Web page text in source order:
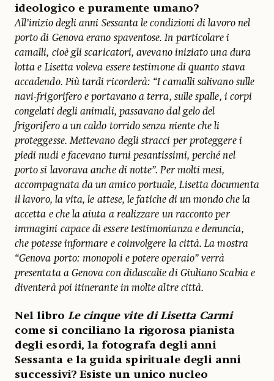
ideologico e puramente umano?
All’inizio degli anni Sessanta le condizioni di lavoro nel
porto di Genova erano spaventose. In particolare i
camalli, cioè gli scaricatori, avevano iniziato una dura
lotta e Lisetta voleva essere testimone di quanto stava
accadendo. Più tardi ricorderà: “I camalli salivano sulle
navi-frigorifero e portavano a terra, sulle spalle, i corpi
congelati degli animali, passavano dal gelo del
frigorifero a un caldo torrido senza niente che li
proteggesse. Mettevano degli stracci per proteggere i
piedi nudi e facevano turni pesantissimi, perché nel
porto si lavorava anche di notte”. Per molti mesi,
accompagnata da un amico portuale, Lisetta documenta
il lavoro, la vita, le attese, le fatiche di un mondo che la
accetta e che la aiuta a realizzare un racconto per
immagini capace di essere testimonianza e denuncia,
che potesse informare e coinvolgere la città. La mostra
“Genova porto: monopoli e potere operaio” verrà
presentata a Genova con didascalie di Giuliano Scabia e
diventerà poi itinerante in molte altre città.
Nel libro Le cinque vite di Lisetta Carmi
come si conciliano la rigorosa pianista
degli esordi, la fotografa degli anni
Sessanta e la guida spirituale degli anni
successivi? Esiste un unico nucleo